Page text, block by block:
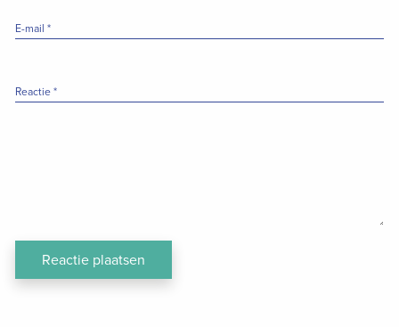
E-mail*
Reactie*